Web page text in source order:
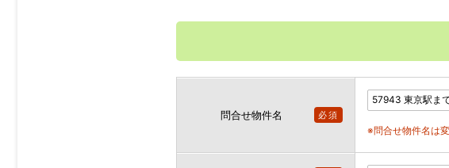
問合せ物件名 必須
※問合せ物件名は